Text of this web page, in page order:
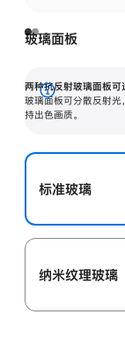
玻璃面板
两种抗反射玻璃面板可
玻璃面板可分散反射光
持出色画质。
展
开
标准玻璃
纳米纹理玻璃